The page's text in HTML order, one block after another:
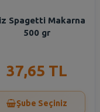
Spagetti Makarna
500 gr
37,65 TL
Şube Seçiniz